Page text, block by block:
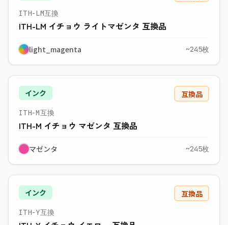
ITH-LM互換
ITH-LM イチョウ ライトマゼンタ 互換品
light_magenta ~245枚
インク 互換品
ITH-M互換
ITH-M イチョウ マゼンタ 互換品
マゼンタ ~245枚
インク 互換品
ITH-Y互換